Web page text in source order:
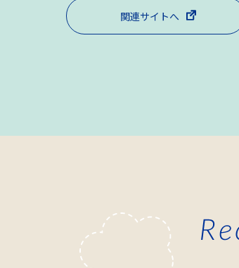
関連サイトへ